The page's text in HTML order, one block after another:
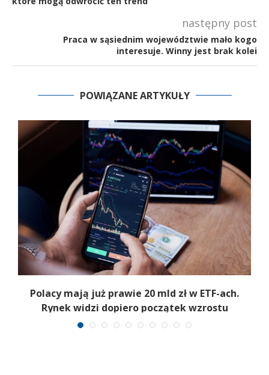
następny post
Praca w sąsiednim województwie mało kogo
interesuje. Winny jest brak kolei
POWIĄZANE ARTYKUŁY
Polacy mają już prawie 20 mld zł w ETF-ach.
Rynek widzi dopiero początek wzrostu